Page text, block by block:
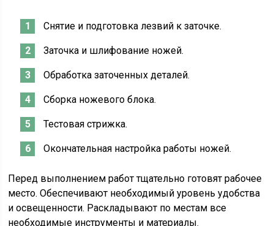
Снятие и подготовка лезвий к заточке.
Заточка и шлифование ножей.
Обработка заточенных деталей.
Сборка ножевого блока.
Тестовая стрижка.
Окончательная настройка работы ножей.
Перед выполнением работ тщательно готовят рабочее
место. Обеспечивают необходимый уровень удобства
и освещенности. Раскладывают по местам все
необходимые инструменты и материалы.